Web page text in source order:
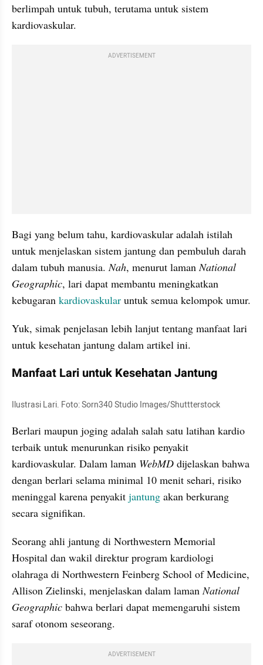
berlimpah untuk tubuh, terutama untuk sistem
kardiovaskular.
ADVERTISEMENT
Bagi yang belum tahu, kardiovaskular adalah istilah
untuk menjelaskan sistem jantung dan pembuluh darah
dalam tubuh manusia. Nah, menurut laman National
Geographic, lari dapat membantu meningkatkan
kebugaran kardiovaskular untuk semua kelompok umur.
Yuk, simak penjelasan lebih lanjut tentang manfaat lari
untuk kesehatan jantung dalam artikel ini.
Manfaat Lari untuk Kesehatan Jantung
Ilustrasi Lari. Foto: Sorn340 Studio Images/Shuttterstock
Berlari maupun joging adalah salah satu latihan kardio
terbaik untuk menurunkan risiko penyakit
kardiovaskular. Dalam laman WebMD dijelaskan bahwa
dengan berlari selama minimal 10 menit sehari, risiko
meninggal karena penyakit jantung akan berkurang
secara signifikan.
Seorang ahli jantung di Northwestern Memorial
Hospital dan wakil direktur program kardiologi
olahraga di Northwestern Feinberg School of Medicine,
Allison Zielinski, menjelaskan dalam laman National
Geographic bahwa berlari dapat memengaruhi sistem
saraf otonom seseorang.
ADVERTISEMENT